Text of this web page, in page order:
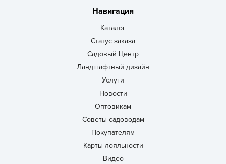
Навигация
Каталог
Статус заказа
Садовый Центр
Ландшафтный дизайн
Услуги
Новости
Оптовикам
Советы садоводам
Покупателям
Карты лояльности
Видео